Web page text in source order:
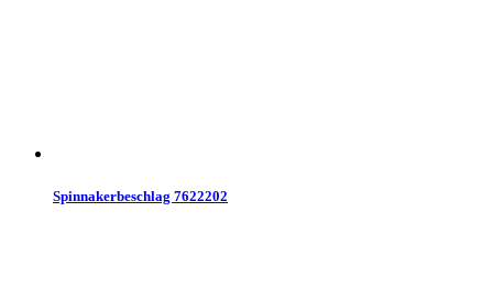
Spinnakerbeschlag 7622202